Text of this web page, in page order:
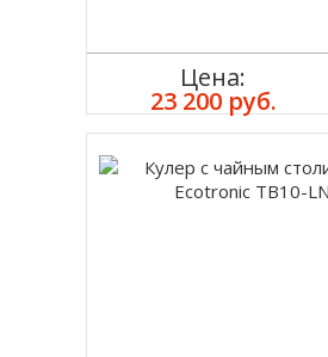
Цена:
23 200 руб.